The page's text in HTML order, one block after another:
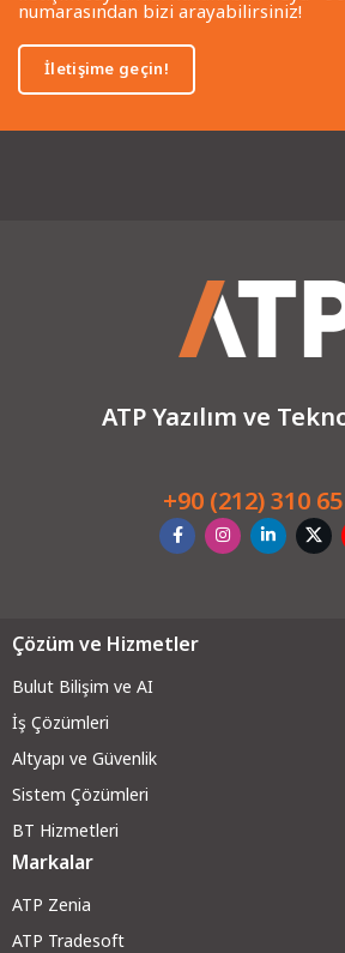
numarasından bizi arayabilirsiniz!
İletişime geçin!
ATP Yazılım ve
+90 (212) 310
Çözüm ve Hizmetler
Bulut Bilişim ve AI
İş Çözümleri
Altyapı ve Güvenlik
Sistem Çözümleri
BT Hizmetleri
Markalar
ATP Zenia
ATP Tradesoft